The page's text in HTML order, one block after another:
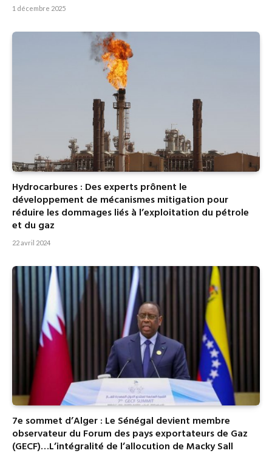
1 décembre 2025
Hydrocarbures : Des experts prônent le
développement de mécanismes mitigation pour
réduire les dommages liés à l’exploitation du pétrole
et du gaz
22 avril 2024
7e sommet d’Alger : Le Sénégal devient membre
observateur du Forum des pays exportateurs de Gaz
(GECF)…L’intégralité de l’allocution de Macky Sall